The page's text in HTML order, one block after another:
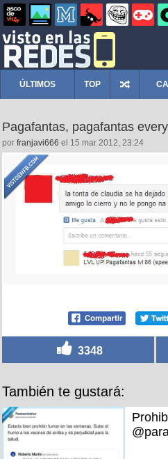
ÚLTIMOS TOP
Pagafantas, pagafantas
por franjavi666 el 15 mar 2012, 23:24
3348
También te gustará: